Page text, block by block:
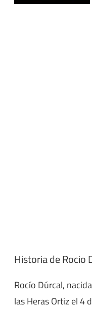
Historia de Rocio
Rocío Dúrcal,
las Heras Ortiz el 4